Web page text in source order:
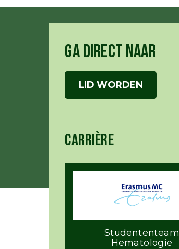
GA DIRECT NAAR
LID WORDEN
CARRIÈRE
Studententeam
Hematologie